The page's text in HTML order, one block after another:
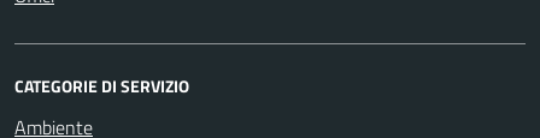
CATEGORIE DI SERVIZIO
Ambiente